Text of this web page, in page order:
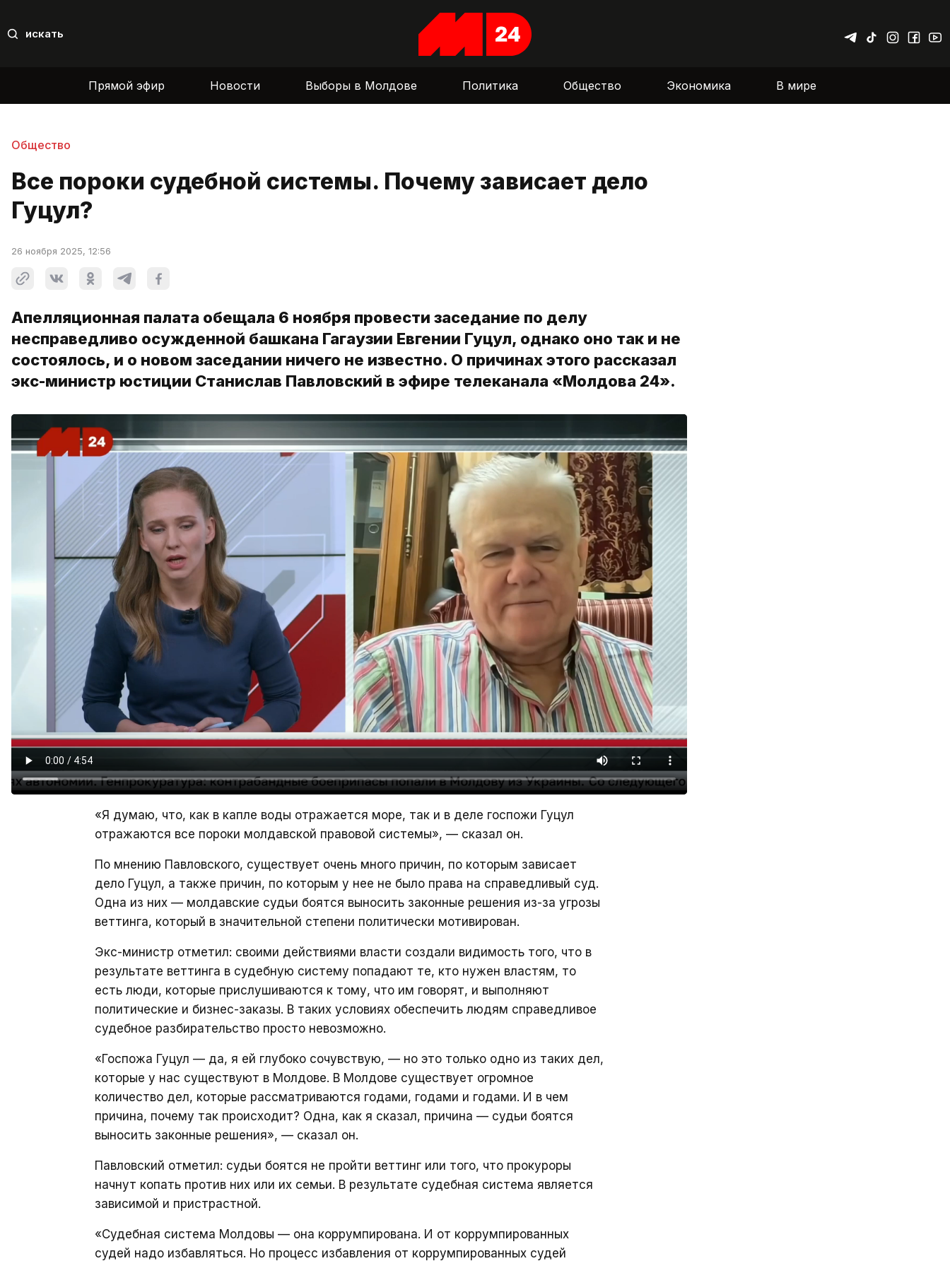
искать
Прямой эфир Новости Выборы в Молдове Политика Общество Экономика В мире
Общество
Все пороки судебной системы. Почему зависает дело
Гуцул?
26 ноября 2025, 12:56
Апелляционная палата обещала 6 ноября провести заседание по делу
несправедливо осужденной башкана Гагаузии Евгении Гуцул, однако оно так и не
состоялось, и о новом заседании ничего не известно. О причинах этого рассказал
экс-министр юстиции Станислав Павловский в эфире телеканала «Молдова 24».
«Я думаю, что, как в капле воды отражается море, так и в деле госпожи Гуцул
отражаются все пороки молдавской правовой системы», — сказал он.
По мнению Павловского, существует очень много причин, по которым зависает
дело Гуцул, а также причин, по которым у нее не было права на справедливый суд.
Одна из них — молдавские судьи боятся выносить законные решения из-за угрозы
веттинга, который в значительной степени политически мотивирован.
Экс-министр отметил: своими действиями власти создали видимость того, что в
результате веттинга в судебную систему попадают те, кто нужен властям, то
есть люди, которые прислушиваются к тому, что им говорят, и выполняют
политические и бизнес-заказы. В таких условиях обеспечить людям справедливое
судебное разбирательство просто невозможно.
«Госпожа Гуцул — да, я ей глубоко сочувствую, — но это только одно из таких дел,
которые у нас существуют в Молдове. В Молдове существует огромное
количество дел, которые рассматриваются годами, годами и годами. И в чем
причина, почему так происходит? Одна, как я сказал, причина — судьи боятся
выносить законные решения», — сказал он.
Павловский отметил: судьи боятся не пройти веттинг или того, что прокуроры
начнут копать против них или их семьи. В результате судебная система является
зависимой и пристрастной.
«Судебная система Молдовы — она коррумпирована. И от коррумпированных
судей надо избавляться. Но процесс избавления от коррумпированных судей